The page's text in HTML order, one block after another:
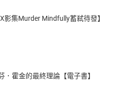
影集Murder Mindfully蓄弒待發】
．霍金的最終理論【電子書】